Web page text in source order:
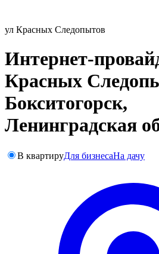
ул Красных Следопытов
Интернет-
Красных
Бокситогорск,
Ленинградская
В квартируДля бизнесаНа дачу